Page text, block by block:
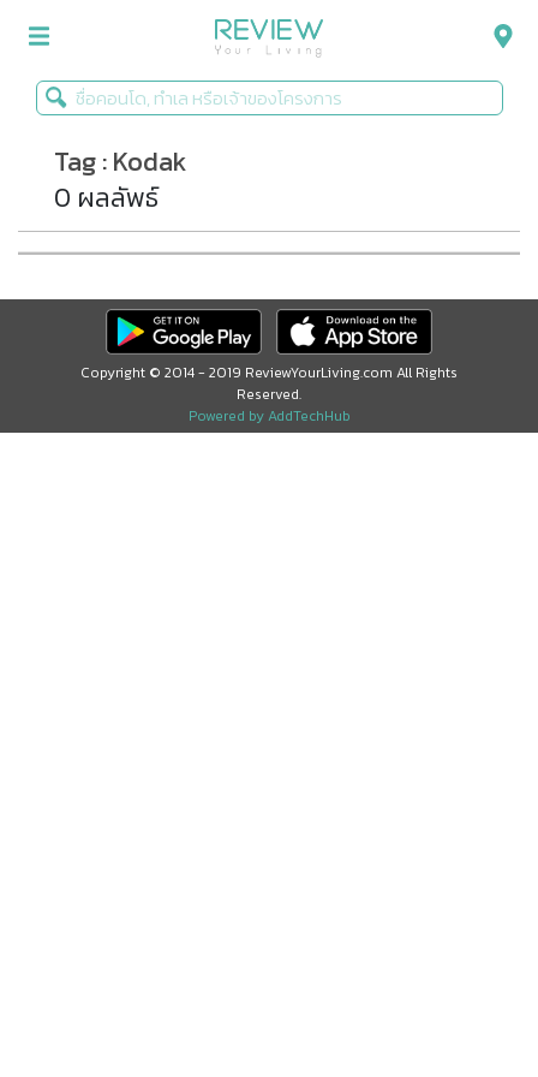
รีวิวคอนโด
รีวิวบ้าน
รีวิวทาวน์โฮม
Life+Style
Infographic
Tag : Kodak
0 ผลลัพธ์
Copyright © 2014 - 2019 ReviewYourLiving.com All Rights
Reserved.
Powered by AddTechHub